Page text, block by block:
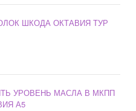
ШКОДА ОКТАВИЯ ТУР
УРОВЕНЬ МАСЛА В МКПП
А5